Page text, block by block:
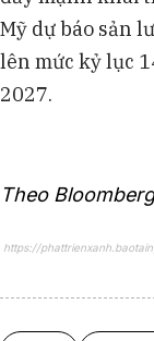
Mỹ dự báo sản
lên mức kỷ lục
2027.
Theo Bloomberg
https://